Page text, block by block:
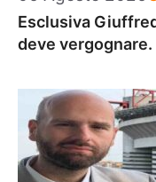
Esclusiva
deve vergognare.